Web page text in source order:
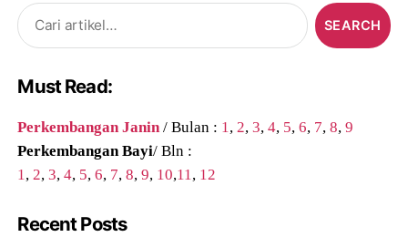
Search
for:
Must Read:
Perkembangan Janin/ Bulan : 1,2,3,4, 5,6, 7,8,9
Perkembangan Bayi/ Bln :
1,2,3,4, 5,6, 7,8,9, 10,11, 12
Recent Posts